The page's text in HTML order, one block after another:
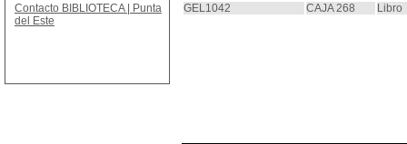
GEL1042
CAJA 268 Libro
Contacto BIBLIOTECA | Punta
del Este